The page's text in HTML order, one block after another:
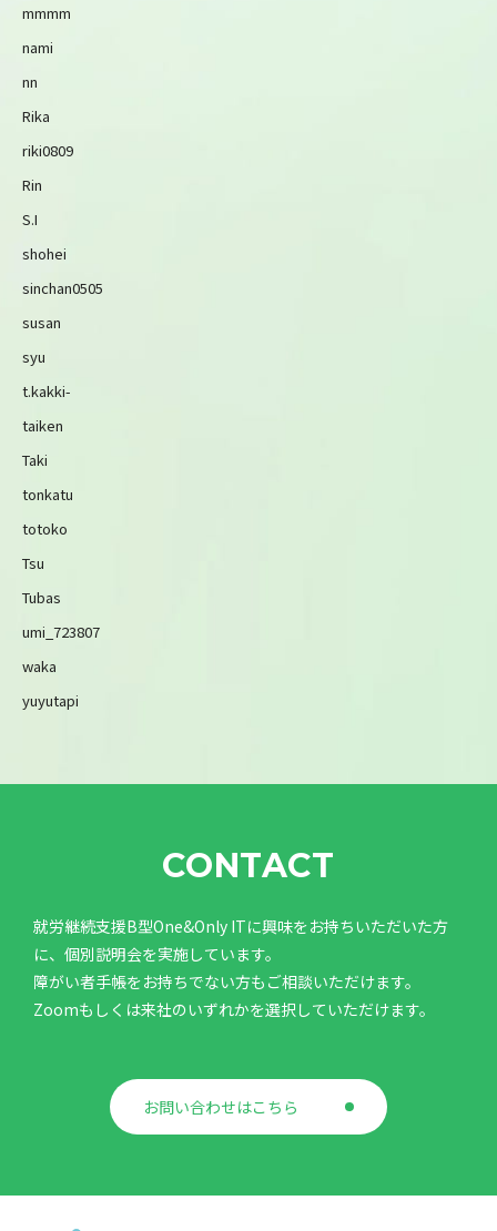
mmmm
nami
nn
Rika
riki0809
Rin
S.I
shohei
sinchan0505
susan
syu
t.kakki-
taiken
Taki
tonkatu
totoko
Tsu
Tubas
umi_723807
waka
yuyutapi
CONTACT
就労継続支援B型One&Only ITに興味をお持ちいただいた方
に、個別説明会を実施しています。
障がい者手帳をお持ちでない方もご相談いただけます。
Zoomもしくは来社のいずれかを選択していただけます。
お問い合わせはこちら